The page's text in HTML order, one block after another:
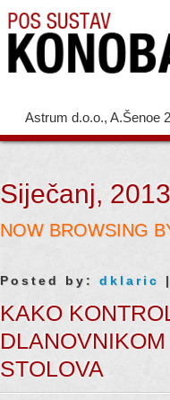
Astrum d.o.o., A.Šenoe
Siječanj, 2013
NOW BROWSING
Posted by: dklaric
KAKO
STOLOVA